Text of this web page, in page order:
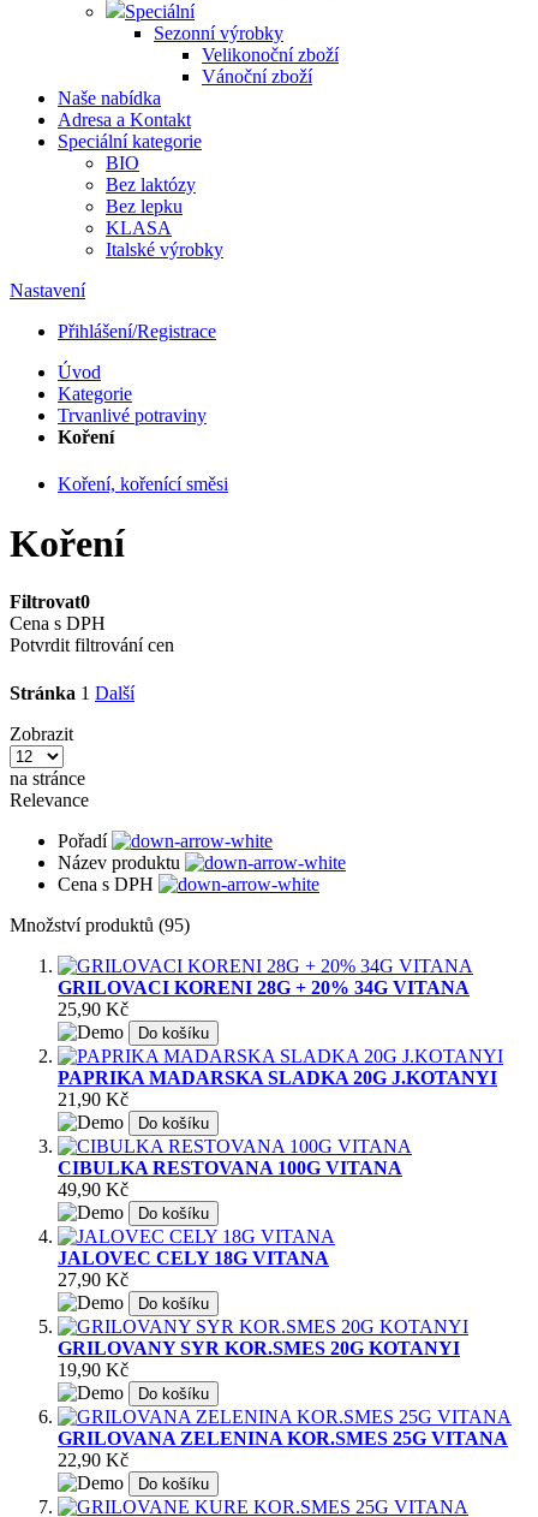
Speciální
Sezonní výrobky
Velikonoční zboží
Vánoční zboží
Naše nabídka
Adresa a Kontakt
Speciální kategorie
BIO
Bez laktózy
Bez lepku
KLASA
Italské výrobky
Nastavení
Přihlášení/Registrace
Úvod
Kategorie
Trvanlivé potraviny
Koření
Koření, kořenící směsi
Koření
Filtrovat0
Cena s DPH
Potvrdit filtrování cen
Stránka 1 Další
Zobrazit
na stránce
Relevance
Pořadí
Název produktu
Cena s DPH
Množství produktů (95)
GRILOVACI KORENI 28G + 20% 34G VITANA
25,90 Kč
Do košíku
PAPRIKA MADARSKA SLADKA 20G J.KOTANYI
21,90 Kč
Do košíku
CIBULKA RESTOVANA 100G VITANA
49,90 Kč
Do košíku
JALOVEC CELY 18G VITANA
27,90 Kč
Do košíku
GRILOVANY SYR KOR.SMES 20G KOTANYI
19,90 Kč
Do košíku
GRILOVANA ZELENINA KOR.SMES 25G VITANA
22,90 Kč
Do košíku